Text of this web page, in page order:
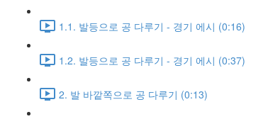
1.1. 발등으로 공 다루기 - 경기 에시 (0:16)
1.2. 발등으로 공 다루기 - 경기 에시 (0:37)
2. 발 바깥쪽으로 공 다루기 (0:13)